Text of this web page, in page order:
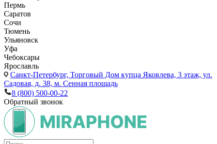
Пермь
Саратов
Сочи
Тюмень
Ульяновск
Уфа
Чебоксары
Ярославль
Санкт-Петербург, Торговый Дом купца Яковлева, 3 этаж, ул.
Садовая, д. 38, м. Сенная площадь
8 (800) 500-00-22
Обратный звонок